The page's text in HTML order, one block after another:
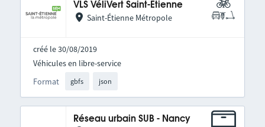
VLS VéliVert Saint-Etienne
Saint-Étienne Métropole
créé le 30/08/2019
Format gbfs json
Véhicules en libre-service
Réseau urbain SUB - Nancy